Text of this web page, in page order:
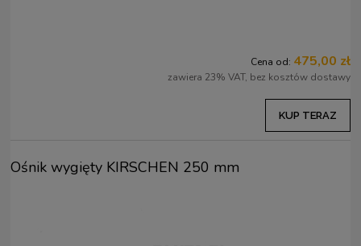
Cena od: 475,00 zł
zawiera 23% VAT, bez kosztów dostawy
KUP TERAZ
Ośnik wygięty KIRSCHEN 250 mm